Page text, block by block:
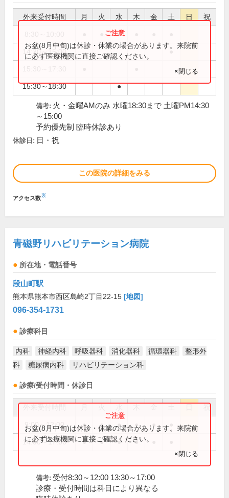
外来受付時間 月 火 水 木 金 土 日 祝
●
14:30～15:00 ●
15:30～18:30 ●
お盆(8月中旬)は休診・休業の場合があります。来院前
に必ず医療機関に直接ご確認ください。
×閉じる
備考: 火・金曜AMのみ 水曜18:30まで 土曜PM14:30
～15:00
予約優先制 臨時休診あり
休診日: 日・祝
この医院の詳細をみる
アクセス数※
青磁野リハビリテーション病院
所在地・電話番号
段山町駅
熊本県熊本市西区島崎2丁目22-15 [地図]
096-354-1731
診療科目
内科 神経内科 呼吸器科 消化器科 循環器科
整形外
科
糖尿病内科 リハビリテーション科
診療/受付時間・休診日
祝
9:00～12:00 ● ● ● ● ●
14:00～17:00 ● ● ● ●
お盆(8月中旬)は休診・休業の場合があります。来院前
に必ず医療機関に直接ご確認ください。
×閉じる
備考: 受付8:30～12:00 13:30～17:00
診療・受付時間は科目により異なる